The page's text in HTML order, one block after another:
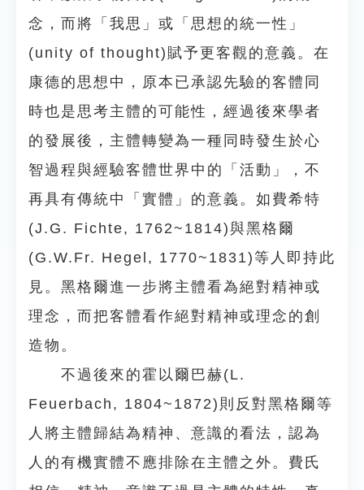
念，而將「我思」或「思想的統一性」
(unity of thought)賦予更客觀的意義。在
康德的思想中，原本已承認先驗的客體同
時也是思考主體的可能性，經過後來學者
的發展後，主體轉變為一種同時發生於心
智過程與經驗客體世界中的「活動」，不
再具有傳統中「實體」的意義。如費希特
(J.G. Fichte, 1762~1814)與黑格爾
(G.W.Fr. Hegel, 1770~1831)等人即持此
見。黑格爾進一步將主體看為絕對精神或
理念，而把客體看作絕對精神或理念的創
造物。
不過後來的霍以爾巴赫(L.
Feuerbach, 1804~1872)則反對黑格爾等
人將主體歸結為精神、意識的看法，認為
人的有機實體不應排除在主體之外。費氏